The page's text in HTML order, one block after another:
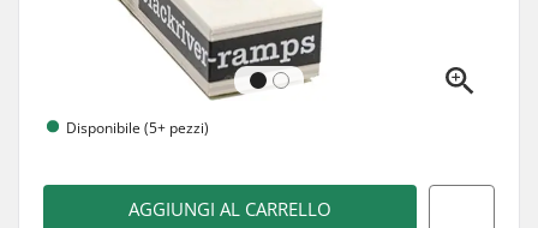
Disponibile (5+ pezzi)
AGGIUNGI AL CARRELLO